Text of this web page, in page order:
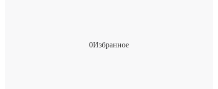
0Избранное